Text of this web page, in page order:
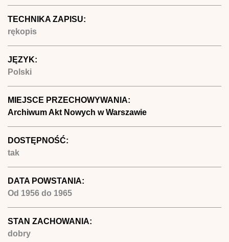
TECHNIKA ZAPISU:
rękopis
JĘZYK:
Polski
MIEJSCE PRZECHOWYWANIA:
Archiwum Akt Nowych w Warszawie
DOSTĘPNOŚĆ:
tak
DATA POWSTANIA:
Od 1956 do 1965
STAN ZACHOWANIA:
dobry